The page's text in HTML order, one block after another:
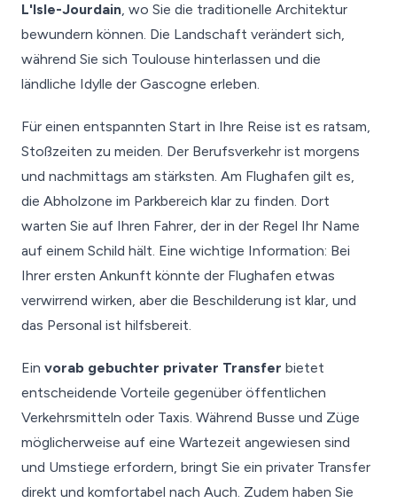
L'Isle-Jourdain, wo Sie die traditionelle Architektur
bewundern können. Die Landschaft verändert sich,
während Sie sich Toulouse hinterlassen und die
ländliche Idylle der Gascogne erleben.
Für einen entspannten Start in Ihre Reise ist es ratsam,
Stoßzeiten zu meiden. Der Berufsverkehr ist morgens
und nachmittags am stärksten. Am Flughafen gilt es,
die Abholzone im Parkbereich klar zu finden. Dort
warten Sie auf Ihren Fahrer, der in der Regel Ihr Name
auf einem Schild hält. Eine wichtige Information: Bei
Ihrer ersten Ankunft könnte der Flughafen etwas
verwirrend wirken, aber die Beschilderung ist klar, und
das Personal ist hilfsbereit.
Ein vorab gebuchter privater Transfer bietet
entscheidende Vorteile gegenüber öffentlichen
Verkehrsmitteln oder Taxis. Während Busse und Züge
möglicherweise auf eine Wartezeit angewiesen sind
und Umstiege erfordern, bringt Sie ein privater Transfer
direkt und komfortabel nach Auch. Zudem haben Sie